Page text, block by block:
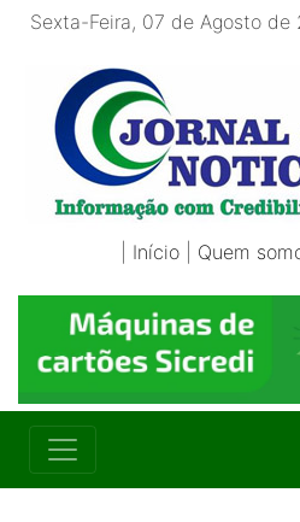
Sexta-Feira, 07 de Agosto de
Início Quem